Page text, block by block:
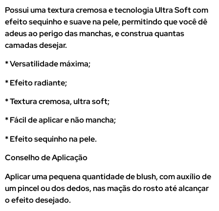
Possui uma textura cremosa e tecnologia Ultra Soft com
efeito sequinho e suave na pele, permitindo que você dê
adeus ao perigo das manchas, e construa quantas
camadas desejar.
* Versatilidade máxima;
* Efeito radiante;
* Textura cremosa, ultra soft;
* Fácil de aplicar e não mancha;
* Efeito sequinho na pele.
Conselho de Aplicação
Aplicar uma pequena quantidade de blush, com auxílio de
um pincel ou dos dedos, nas maçãs do rosto até alcançar
o efeito desejado.